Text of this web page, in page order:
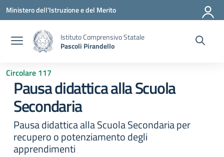
Vai ai contenuti
Vai al menu di navigazione
Vai al footer
Ministero dell'Istruzione e del Merito
Istituto Comprensivo Statale
Pascoli Pirandello
Circolare 117
Pausa didattica alla Scuola
Secondaria
Pausa didattica alla Scuola Secondaria per
recupero o potenziamento degli
apprendimenti